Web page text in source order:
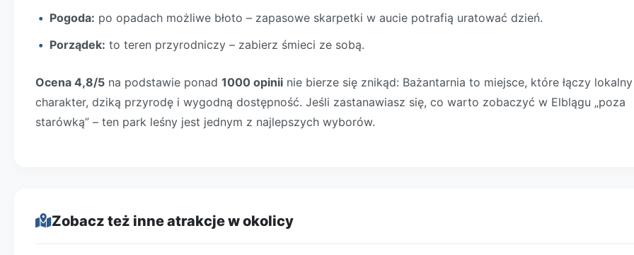
Pogoda: po opadach możliwe błoto – zapasowe skarpetki w aucie potrafią uratować dzień.
Porządek: to teren przyrodniczy – zabierz śmieci ze sobą.
Ocena 4,8/5 na podstawie ponad 1000 opinii nie bierze się znikąd: Bażantarnia to miejsce, które łączy lokalny
charakter, dziką przyrodę i wygodną dostępność. Jeśli zastanawiasz się, co warto zobaczyć w Elblągu „poza
starówką” – ten park leśny jest jednym z najlepszych wyborów.
Zobacz też inne atrakcje w okolicy